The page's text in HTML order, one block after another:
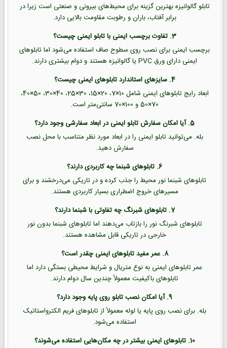
تابلو گالوانیزه بهترین گزینه برای محیط‌های بیرونی و صنعتی است زیرا در
برابر آفتاب، باران و رطوبت مقاومت بالایی دارد.
3. تفاوت برچسب ایمنی با تابلو ایمنی چیست؟
برچسب ایمنی برای نصب روی سطوح صاف استفاده می‌شود اما تابلوهای
ایمنی دارای ورق PVC یا گالوانیزه هستند و دوام بیشتری دارند.
4. سایزهای استاندارد تابلوهای ایمنی چیست؟
ابعاد رایج تابلوهای ایمنی شامل 10×7، 20×15، 30×25، 40×30، 50×40،
70×50 و 100×70 سانتی‌متر است.
5. آیا امکان سفارش تابلو ایمنی در ابعاد سفارشی وجود دارد؟
بله. می‌توانید تابلو ایمنی را در ابعاد مورد نظر متناسب با محل نصب
سفارش دهید.
6. تابلوهای شبنما چه کاربردی دارند؟
تابلوهای شبنما نور محیط را جذب کرده و در تاریکی می‌درخشند و برای
مسیرهای خروج اضطراری بسیار کاربردی هستند.
7. تابلوهای شبرنگ چه تفاوتی با شبنما دارند؟
تابلوهای شبرنگ نور را بازتاب می‌دهند اما تابلوهای شبنما بدون نور
خارجی در تاریکی قابل مشاهده هستند.
8. عمر مفید تابلوهای ایمنی چقدر است؟
عمر تابلوهای ایمنی به نوع متریال و شرایط محیطی بستگی دارد اما
تابلوهای باکیفیت معمولاً چندین سال دوام دارند.
9. آیا امکان نصب تابلو روی پایه وجود دارد؟
بله. برای نصب روی پایه یا لوله معمولاً از تابلوهای فریم الکترواستاتیک
استفاده می‌شود.
10. تابلوهای ایمنی بیشتر در چه مکان‌هایی استفاده می‌شوند؟